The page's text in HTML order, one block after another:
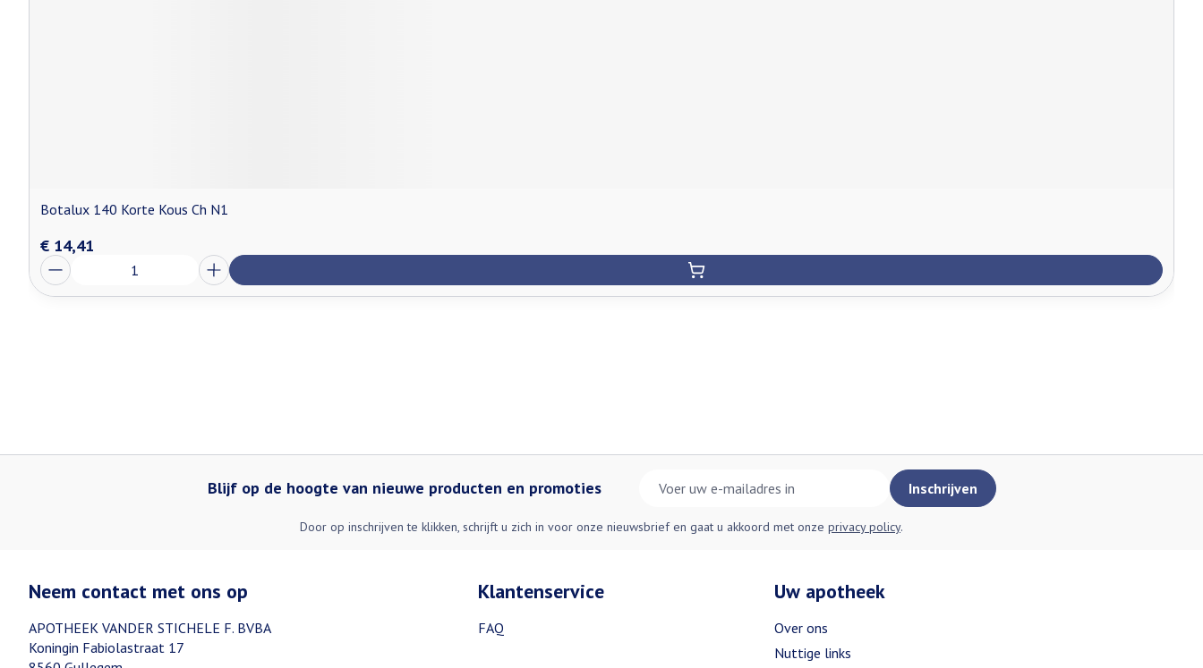
Botalux 140 Korte Kous Ch N1
€ 14,41
Aantal
Blijf op de hoogte van nieuwe producten en promoties Inschrijven
Door op inschrijven te klikken, schrijft u zich in voor onze nieuwsbrief en gaat u akkoord met onze privacy policy.
Neem contact met ons op
APOTHEEK VANDER STICHELE F. BVBA
Koningin Fabiolastraat 17
Klantenservice
FAQ
Uw apotheek
Over ons
Nuttige links